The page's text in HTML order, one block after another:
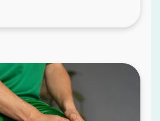
92100 Boulogne-